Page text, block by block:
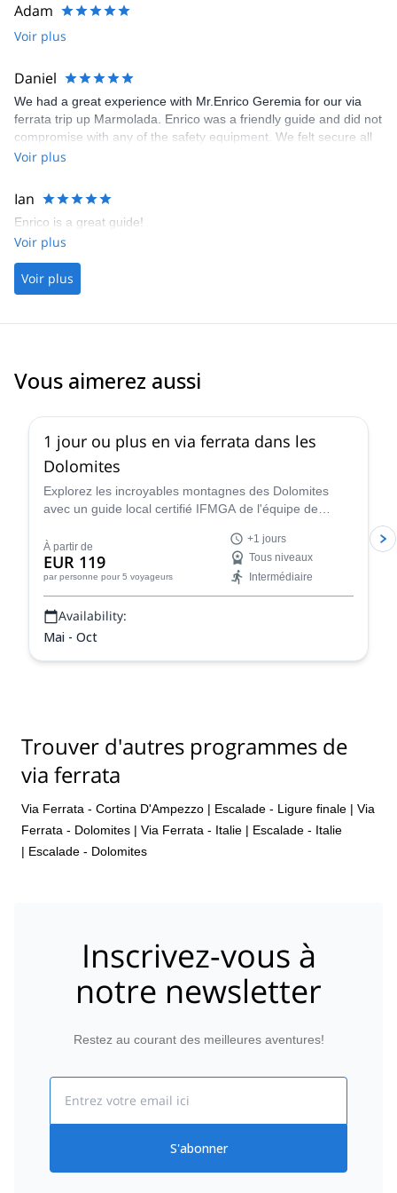
Adam
Voir plus
Daniel
We had a great experience with Mr.Enrico Geremia for our via
ferrata trip up Marmolada. Enrico was a friendly guide and did not
compromise with any of the safety equipment. We felt secure all
the while with Enrico. We would certainly recommend our friends
platform :)
Voir plus
Ian
Enrico is a great guide!
Voir plus
Voir plus
Vous aimerez aussi
1 jour ou plus en via ferrata dans les
Dolomites
Explorez les incroyables montagnes des Dolomites
avec un guide local certifié IFMGA de l'équipe de
via ferrata d'un jour ou plus.
À partir de
EUR 119
par personne pour 5 voyageurs
+1 jours
Tous niveaux
Intermédiaire
Availability:
Mai - Oct
Trouver d'autres programmes de
via ferrata
Via Ferrata - Cortina D'Ampezzo | Escalade - Ligure finale | Via
Ferrata - Dolomites | Via Ferrata - Italie | Escalade - Italie
| Escalade - Dolomites
Inscrivez-vous à
notre newsletter
Restez au courant des meilleures aventures!
S'abonner